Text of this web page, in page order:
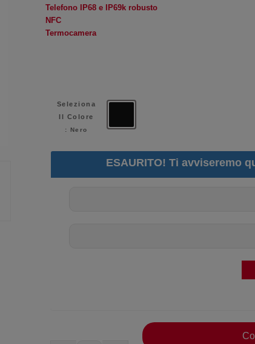
Telefono IP68 e IP69k robusto
NFC
Termocamera
Seleziona
Il Colore
: Nero
ESAURITO! Ti avviseremo